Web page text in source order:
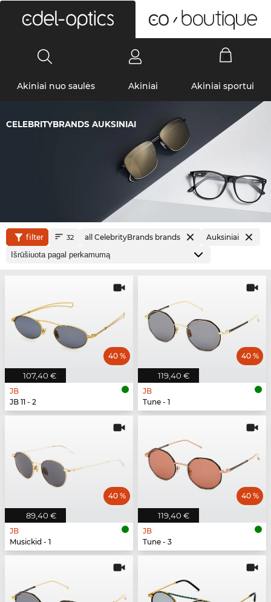
Akiniai nuo saulės Akiniai Akiniai sportui
CELEBRITYBRANDS AUKSINIAI
filter 32 all CelebrityBrands brands Auksiniai
107,40 €
40 %
JB
JB 11 - 2
119,40 €
40 %
JB
Tune - 1
89,40 €
40 %
JB
Musickid - 1
119,40 €
40 %
JB
Tune - 3